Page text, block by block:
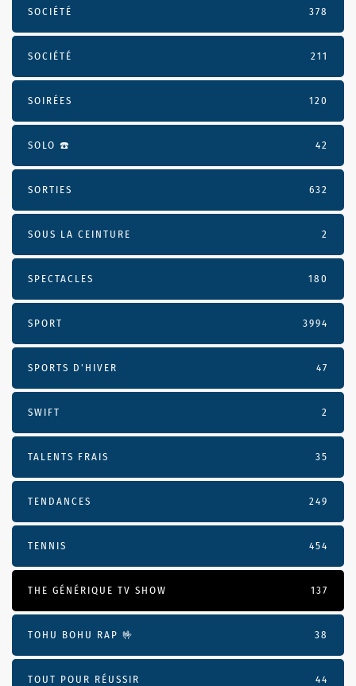
SOCIÉTÉ 378
SOCIÉTÉ 211
SOIRÉES 120
SOLO ☎️ 42
SORTIES 632
SOUS LA CEINTURE 2
SPECTACLES 180
SPORT 3994
SPORTS D'HIVER 47
SWIFT 2
TALENTS FRAIS 35
TENDANCES 249
TENNIS 454
THE GÉNÉRIQUE TV SHOW 137
TOHU BOHU RAP 🤟 38
TOUT POUR RÉUSSIR 44